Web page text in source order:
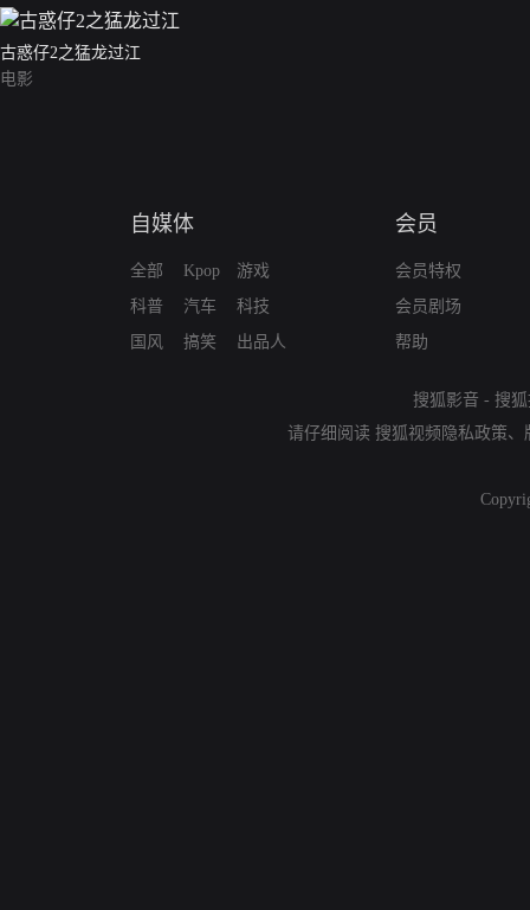
古惑仔2之猛龙过江
电影
自媒体
全部
科普
国风
Kpop
汽车
搞笑
游戏
科技
出品人
会员
会员特权
会员剧场
帮助
搜狐影音 - 搜
请仔细阅读 搜狐视频隐私政策、